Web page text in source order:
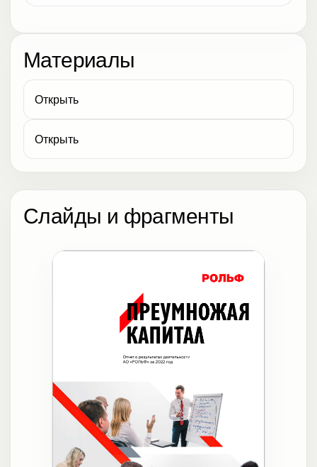
Материалы
Открыть
Открыть
Слайды и фрагменты